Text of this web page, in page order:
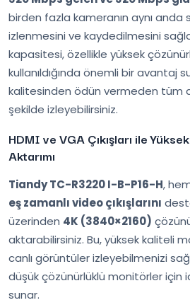
birden fazla kameranın aynı anda
izlenmesini ve kaydedilmesini
kapasitesi, özellikle yüksek
kullanıldığında önemli bir avantaj
kalitesinden ödün vermeden tüm
şekilde izleyebilirsiniz.
HDMI ve VGA Çıkışları ile
Aktarımı
Tiandy TC-R3220 I-B-P16-H,
eş zamanlı video çıkışlarını
üzerinden 4K (3840×2160)
aktarabilirsiniz. Bu, yüksek kaliteli
canlı görüntüler izleyebilmenizi
düşük çözünürlüklü monitörler için
sunar.